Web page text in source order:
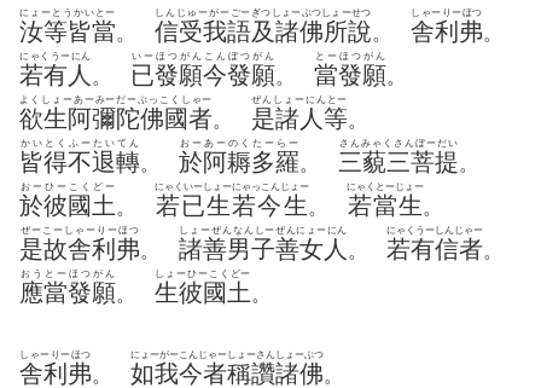
汝等皆當
にょーとうかいとー
。 信受我語
しんじゅーがーごー
及諸佛所說
ぎつしょーぶつしょーせつ
。 舎利弗
しゃーりーほつ
。
若有人
にゃくうーにん
。 已發願
いーほつがん
今發願
こんぼつがん
。 當發願
とーほつがん
。
欲生阿彌陀佛國者
よくしょーあーみーだーぶっこくしゃー
。 是諸人等
ぜんしょーにんとー
。
皆得不退轉
かいとくふーたいてん
。 於阿耨多羅
おーあーのくたーらー
。 三藐三菩提
さんみゃくさんぼーだい
。
於彼國土
おーひーこくどー
。 若已生若今生
にゃくいーしょーにゃっこんじょー
。 若當生
にゃくとーじょー
。
是故舎利弗
ぜーこーしゃーりーほつ
。 諸善男子
しょーぜんなんしー
善女人
ぜんにょーにん
。 若有信者
にゃくうーしんじゃー
。
應當發願
おうとーほつがん
。 生彼國土
しょーひーこくどー
。
舎利弗
しゃーりーほつ
。 如我今者
にょーがーこんじゃー
稱讚諸佛
しょーさんしょーぶつ
。